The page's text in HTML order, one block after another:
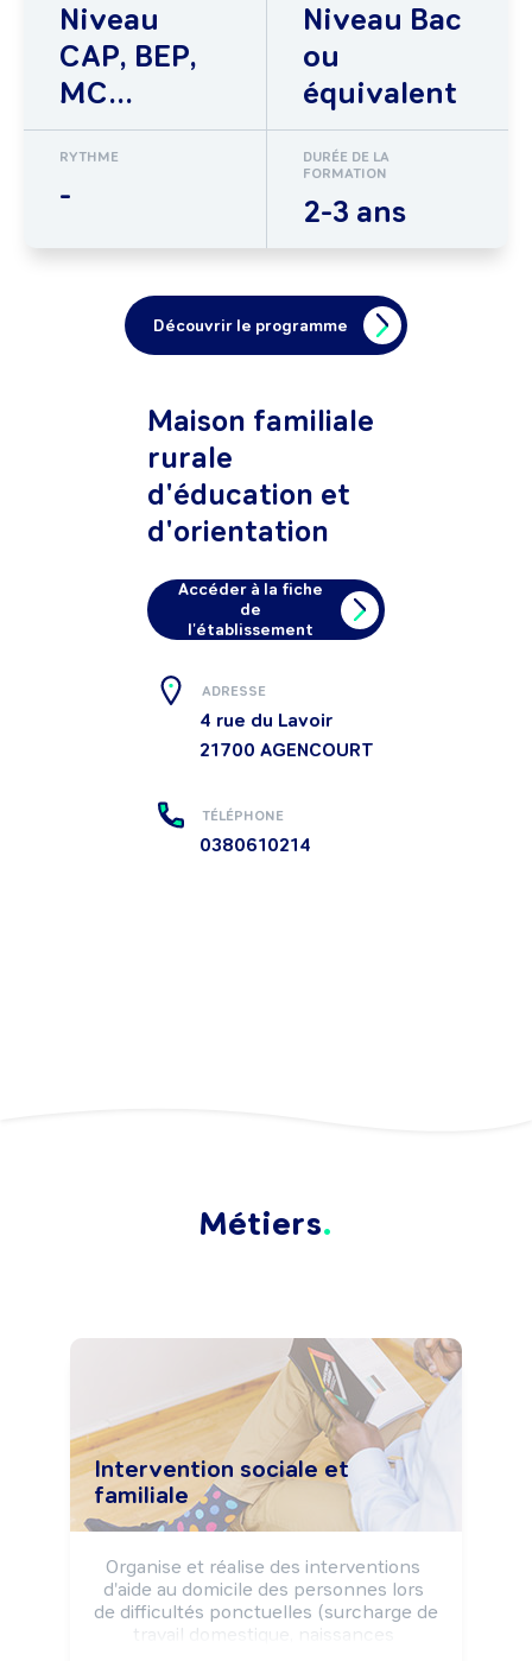
Niveau
CAP, BEP,
MC...
Niveau Bac
ou
équivalent
RYTHME
-
DURÉE DE LA
FORMATION
2-3 ans
Découvrir le programme
Maison familiale
rurale
d'éducation et
d'orientation
Accéder à la fiche
de
l'établissement
ADRESSE
4 rue du Lavoir
21700 AGENCOURT
TÉLÉPHONE
0380610214
Métiers
Intervention sociale et
familiale
Organise et réalise des interventions
d'aide au domicile des personnes lors
de difficultés ponctuelles (surcharge de
travail domestique, naissances